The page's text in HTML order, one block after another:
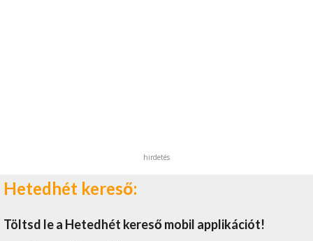
hirdetés
Hetedhét kereső:
Töltsd le a Hetedhét kereső mobil applikációt!